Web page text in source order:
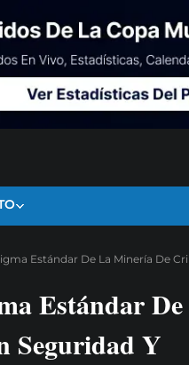
Estándar De La Minería De
Estándar
Seguridad Y